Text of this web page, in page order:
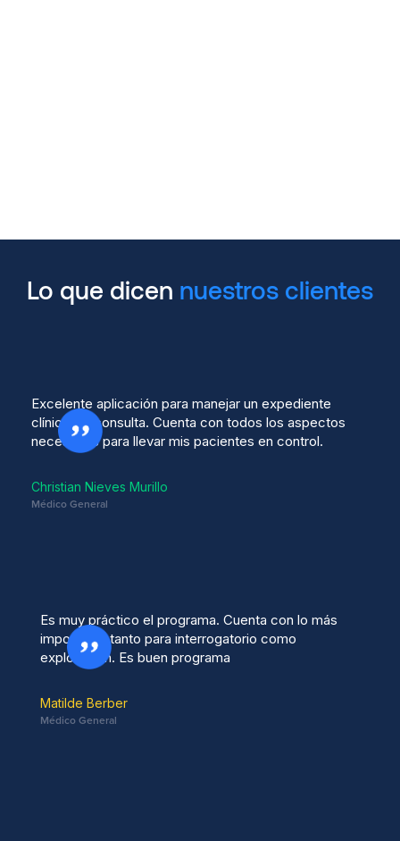
Lo que dicen nuestros clientes
Excelente aplicación para manejar un expediente
clínico de consulta. Cuenta con todos los aspectos
necesarios para llevar mis pacientes en control.
Christian Nieves Murillo
Médico General
Es muy práctico el programa. Cuenta con lo más
importante tanto para interrogatorio como
exploración. Es buen programa
Matilde Berber
Médico General